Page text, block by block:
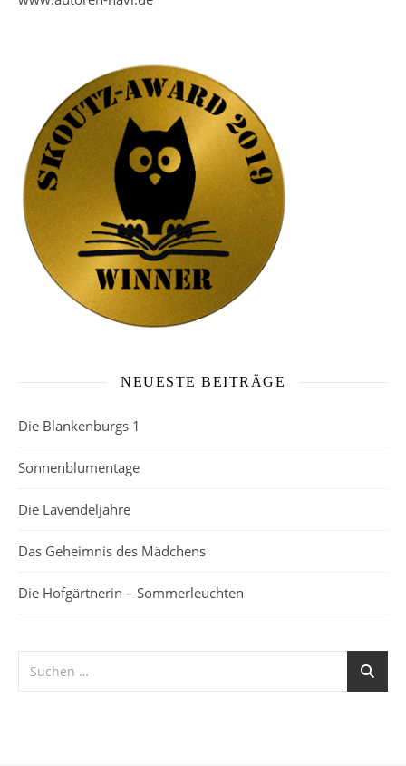
NEUESTE BEITRÄGE
Die Blankenburgs 1
Sonnenblumentage
Die Lavendeljahre
Das Geheimnis des Mädchens
Die Hofgärtnerin – Sommerleuchten